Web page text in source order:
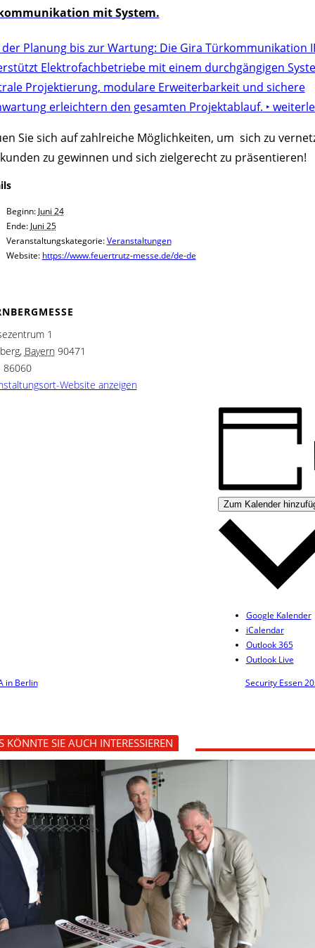
mit System.
Planung bis zur Wartung: Die Gira Türkommunikation
Elektrofachbetriebe mit einem durchgängigen
Projektierung, modulare Erweiterbarkeit und sichere
erleichtern den gesamten Projektablauf. ‣
Sie sich auf zahlreiche Möglichkeiten, um sich zu
zu gewinnen und sich zielgerecht zu präsentieren!
Beginn: Juni 24
Ende: Juni 25
Veranstaltungskategorie: Veranstaltungen
Website: https://www.feuertrutz-messe.de/de-de
1
, Bayern 90471
86060
Website anzeigen
Zum Kalender
Google Kalender
iCalendar
Outlook 365
Outlook Live
in Berlin
Security Essen
KÖNNTE SIE AUCH INTERESSIEREN